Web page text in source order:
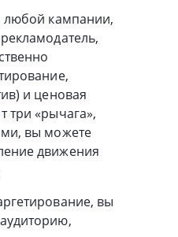
любой кампании,
и ценовая
три «рычага»,
вы можете
движения
вы